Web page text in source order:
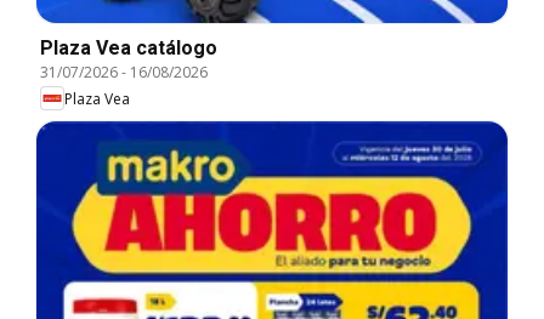
Plaza Vea catálogo
31/07/2026- 16/08/2026
Plaza Vea